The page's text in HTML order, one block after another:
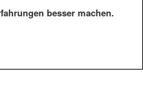
besser machen.